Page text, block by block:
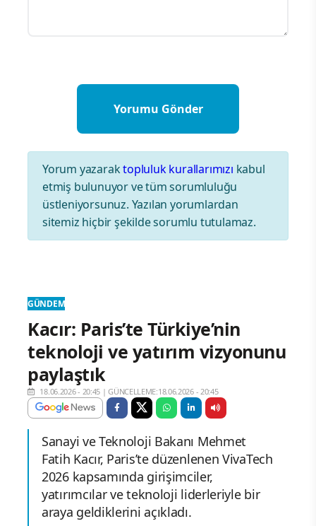
Yorum yazaraktopluluk kurallarımızı kabul
etmiş bulunuyor ve tüm sorumluluğu
üstleniyorsunuz. Yazılan yorumlardan
sitemiz hiçbir şekilde sorumlu tutulamaz.
GÜNDEM
Kacır: Paris’te Türkiye’nin
teknoloji ve yatırım vizyonunu
paylaştık
18.06.2026 - 20:45 |GÜNCELLEME:18.06.2026 - 20:45
Sanayi ve Teknoloji Bakanı Mehmet
Fatih Kacır, Paris’te düzenlenen VivaTech
2026 kapsamında girişimciler,
yatırımcılar ve teknoloji liderleriyle bir
araya geldiklerini açıkladı.